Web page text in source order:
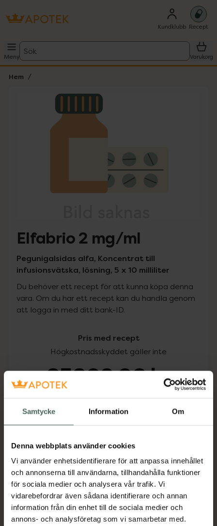
Samtycke Information Om
Denna webbplats använder cookies
Vi använder enhetsidentifierare för att anpassa innehållet
och annonserna till användarna, tillhandahålla funktioner
för sociala medier och analysera vår trafik. Vi
vidarebefordrar även sådana identifierare och annan
information från din enhet till de sociala medier och
annons- och analysföretag som vi samarbetar med.
Kundklubb Recept
Meny
Sök
Varukorg
Hem
Lista: . Innehåller 1 objekt.
Elfabrio 2 mg/ml
Pegunigalsidas alfa, Koncentrat till
infusionsvätska, lösning, 5 x 10 milliliter
Du behöver ett recept för att kunna köpa denna
vara. Om du har ett recept kan du handla genom
att logga in med ditt bank-ID.
Pris med recept
Högkostnadsskyddet gäller inte
85802,96 kr
I apotek:85802,96 kr
Aktuella erbjudanden
Beskrivning
08025153011989